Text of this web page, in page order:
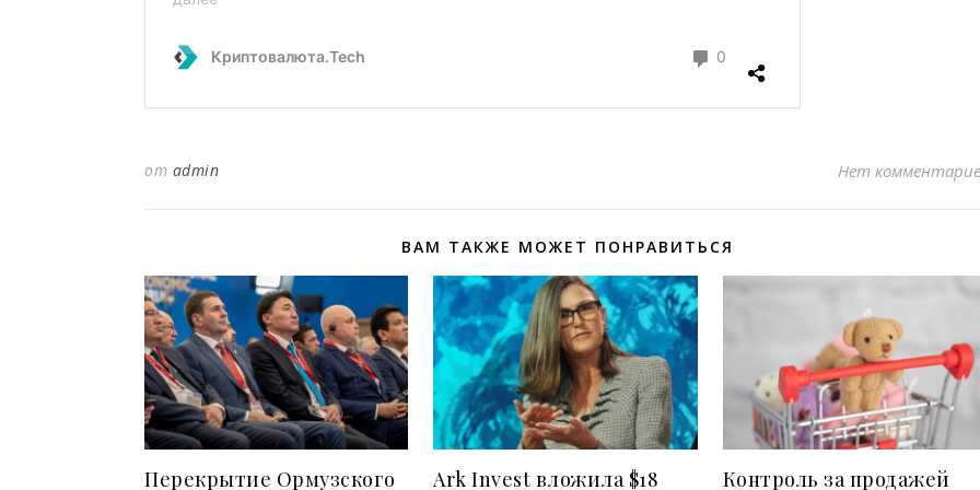
от admin Нет
ВАМ ТАКЖЕ МОЖЕТ ПОНРАВИТЬСЯ
Перекрытие Ормузского Ark Invest вложила $18 Контроль за продажей